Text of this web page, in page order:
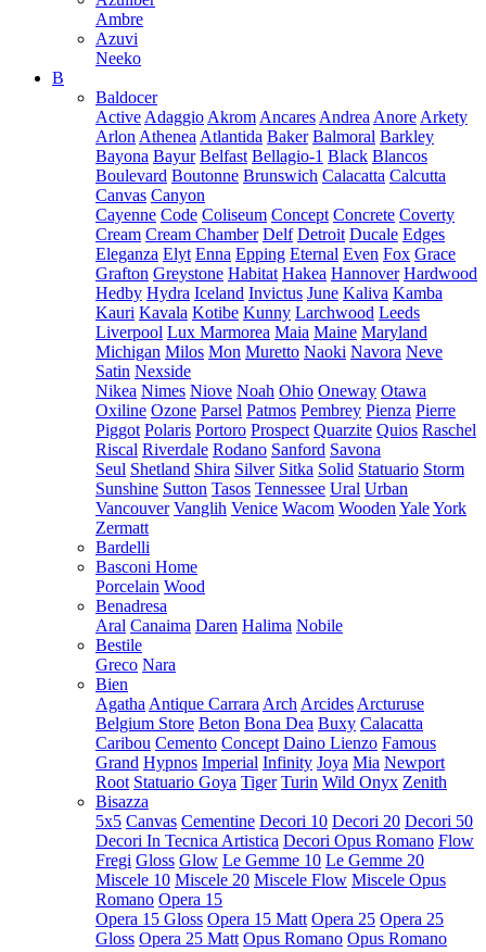
Ambre
Azuvi
Neeko
B
Baldocer
Active Adaggio Akrom Ancares Andrea Anore Arkety
Arlon Athenea Atlantida Baker Balmoral Barkley
Bayona Bayur Belfast Bellagio-1 Black Blancos
Boulevard Boutonne Brunswich Calacatta Calcutta
Canvas Canyon
Cayenne Code Coliseum Concept Concrete Coverty
Cream Cream Chamber Delf Detroit Ducale Edges
Eleganza Elyt Enna Epping Eternal Even Fox Grace
Grafton Greystone Habitat Hakea Hannover Hardwood
Hedby Hydra Iceland Invictus June Kaliva Kamba
Kauri Kavala Kotibe Kunny Larchwood Leeds
Liverpool Lux Marmorea Maia Maine Maryland
Michigan Milos Mon Muretto Naoki Navora Neve
Satin Nexside
Nikea Nimes Niove Noah Ohio Oneway Otawa
Oxiline Ozone Parsel Patmos Pembrey Pienza Pierre
Piggot Polaris Portoro Prospect Quarzite Quios Raschel
Riscal Riverdale Rodano Sanford Savona
Seul Shetland Shira Silver Sitka Solid Statuario Storm
Sunshine Sutton Tasos Tennessee Ural Urban
Vancouver Vanglih Venice Wacom Wooden YaleYork
Zermatt
Bardelli
Basconi Home
Porcelain Wood
Benadresa
Aral Canaima Daren Halima Nobile
Bestile
Greco Nara
Bien
Agatha Antique Carrara Arch Arcides Arcturuse
Belgium Store Beton Bona Dea Buxy Calacatta
Caribou Cemento Concept Daino Lienzo Famous
Grand Hypnos Imperial Infinity Joya Mia Newport
Root Statuario Goya Tiger Turin Wild Onyx Zenith
Bisazza
5x5 Canvas Cementine Decori 10 Decori 20 Decori 50
Decori In Tecnica Artistica Decori Opus Romano Flow
Fregi Gloss Glow Le Gemme 10 Le Gemme 20
Miscele 10 Miscele 20 Miscele Flow Miscele Opus
Romano Opera 15
Opera 15 Gloss Opera 15 Matt Opera 25 Opera 25
Gloss Opera 25 Matt Opus Romano Opus Romano